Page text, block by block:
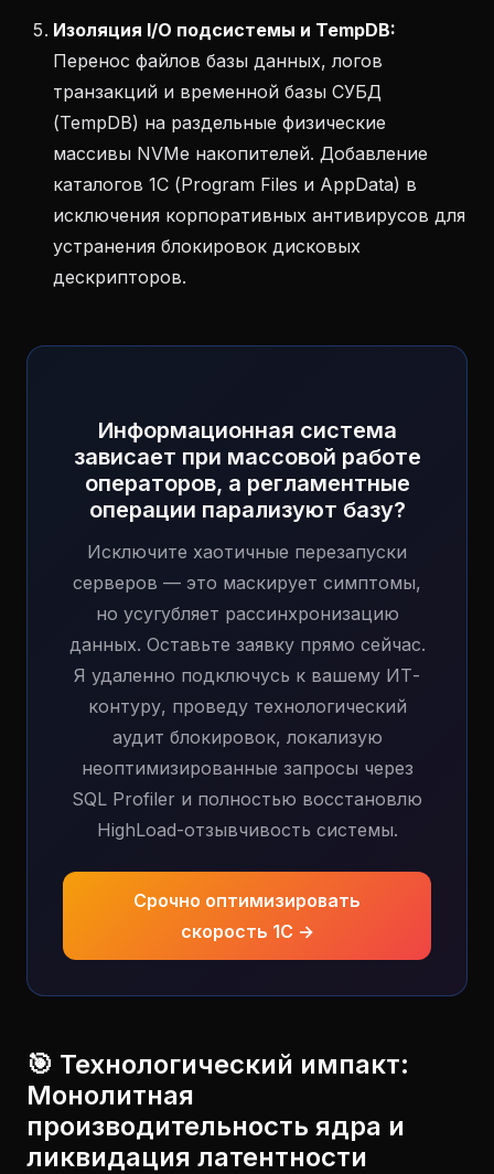
Изоляция I/O подсистемы и TempDB:
Перенос файлов базы данных, логов
транзакций и временной базы СУБД
(TempDB) на раздельные физические
массивы NVMe накопителей. Добавление
каталогов 1С (Program Files и AppData) в
исключения корпоративных антивирусов для
устранения блокировок дисковых
дескрипторов.
Информационная система
зависает при массовой работе
операторов, а регламентные
операции парализуют базу?
Исключите хаотичные перезапуски
серверов — это маскирует симптомы,
но усугубляет рассинхронизацию
данных. Оставьте заявку прямо сейчас.
Я удаленно подключусь к вашему ИТ-
контуру, проведу технологический
аудит блокировок, локализую
неоптимизированные запросы через
SQL Profiler и полностью восстановлю
HighLoad-отзывчивость системы.
Срочно оптимизировать
скорость 1С →
🎯 Технологический импакт:
Монолитная
производительность ядра и
ликвидация латентности